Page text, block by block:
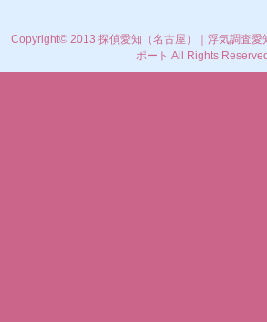
Copyright© 2013 探偵愛知（名古屋）｜浮気調査愛
ポート All Rights